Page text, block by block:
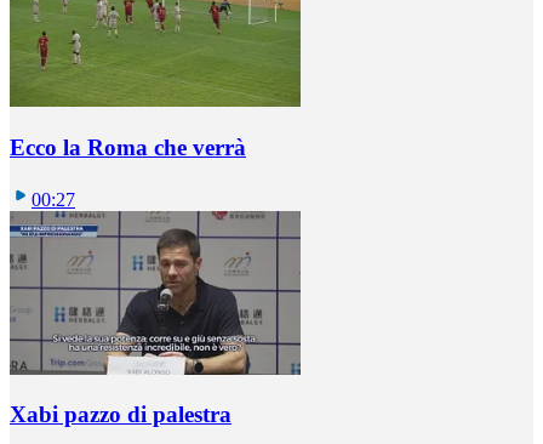
Ecco la Roma che verrà
00:27
Xabi pazzo di palestra